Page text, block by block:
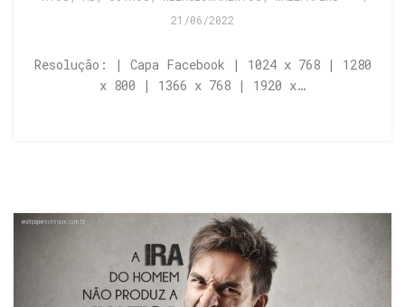
21/06/2022
Resolução: | Capa Facebook | 1024 x 768 | 1280
x 800 | 1366 x 768 | 1920 x…